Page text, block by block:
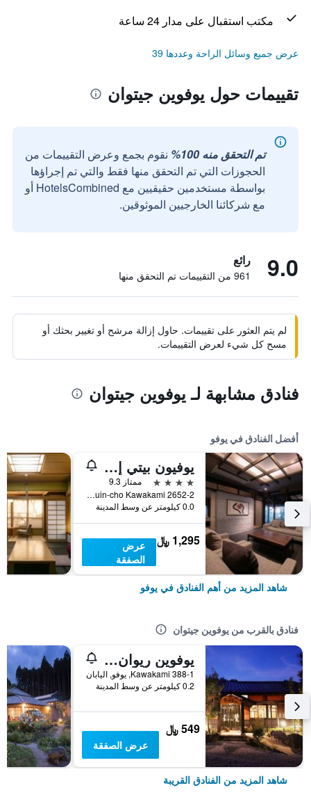
مكتب استقبال على مدار 24 ساعة
عرض جميع وسائل الراحة وعددها 39
تقييمات حول يوفوين جيتوان
تم التحقق منه 100%
نقوم بجمع وعرض التقييمات من
الحجوزات التي تم التحقق منها فقط والتي تم إجراؤها
بواسطة مستخدمين حقيقيين مع HotelsCombined أو
مع شركائنا الخارجيين الموثوقين.
9.0 رائع
961 من التقييمات تم التحقق منها
لم يتم العثور على تقييمات. حاول إزالة مرشح أو تغيير بحثك أو
مسح كل شيء لعرض التقييمات.
فنادق مشابهة لـ يوفوين جيتوان
أفضل الفنادق في يوفو
يوفيون بيتي إيتسوكي
4 نجوم
ممتاز 9.3
Yufuin-cho Kawakami 2652-2, يوفو, اليابان
0.0 كيلومتر عن وسط المدينة
1,295 ﷼
عرض
الصفقة
شاهد المزيد من أهم الفنادق في يوفو
فنادق بالقرب من يوفوين جيتوان
يوفوين ريوان وازانهو
388-1 Kawakami, يوفو, اليابان
0.2 كيلومتر عن وسط المدينة
549 ﷼
عرض الصفقة
شاهد المزيد من الفنادق القريبة